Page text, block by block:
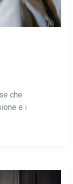
che
e i